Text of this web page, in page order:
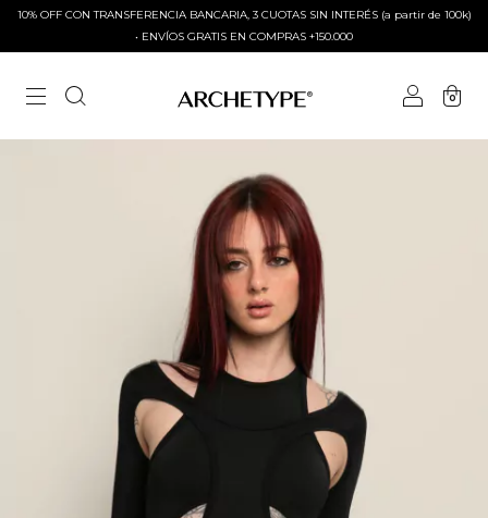
10% OFF CON TRANSFERENCIA BANCARIA, 3 CUOTAS SIN INTERÉS (a partir de 100k)
• ENVÍOS GRATIS EN COMPRAS +150.000
0